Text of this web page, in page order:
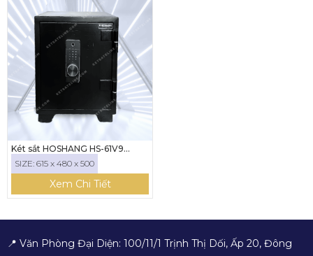
Két sắt HOSHANG HS-61V9
(Khóa kết nối với điện thoại)
SIZE: 615 x 480 x 500
Xem Chi Tiết
📍 Văn Phòng Đại Diện: 100/11/1 Trịnh Thị Dối, Ấp 20, Đông